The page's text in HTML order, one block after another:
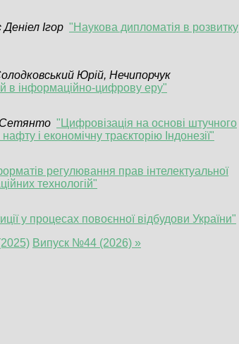
Ігор "Наукова дипломатія в розвитку
Юрій, Нечипорчук
в інформаційно-цифрову еру"
Сетянто "Цифровізація на основі штучного
і економічну траєкторію Індонезії"
регулювання прав інтелектуальної
технологій"
у процесах повоєнної відбудови України"
Випуск №44 (2026) »